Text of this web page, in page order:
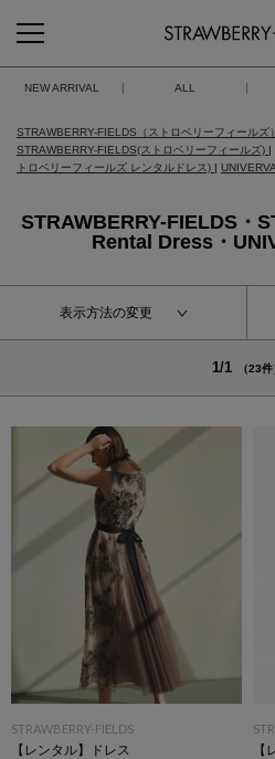
NEW ARRIVAL ALL
STRAWBERRY-FIELDS（ストロベリーフィールズ
STRAWBERRY-FIELDS(ストロベリーフィールズ) |
トロベリーフィールズ レンタルドレス) |
STRAWBERRY-FIELDS・
Rental Dress・
表示方法の変更
1/1 （23件
STRAWBERRY-FIELDS
【レンタル】ドレス